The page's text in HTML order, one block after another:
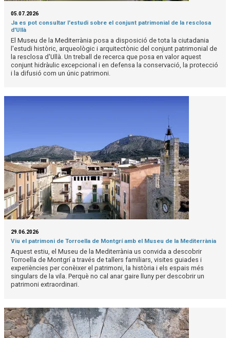
05.07.2026
Ja es pot consultar l'estudi sobre el conjunt patrimonial de la resclosa
d'Ullà
El Museu de la Mediterrània posa a disposició de tota la ciutadania
l'estudi històric, arqueològic i arquitectònic del conjunt patrimonial de
la resclosa d'Ullà. Un treball de recerca que posa en valor aquest
conjunt hidràulic excepcional i en defensa la conservació, la protecció
i la difusió com un únic patrimoni.
29.06.2026
Viu el patrimoni de Torroella de Montgrí amb el Museu de la Mediterrània
Aquest estiu, el Museu de la Mediterrània us convida a descobrir
Torroella de Montgrí a través de tallers familiars, visites guiades i
experiències per conèixer el patrimoni, la història i els espais més
singulars de la vila. Perquè no cal anar gaire lluny per descobrir un
patrimoni extraordinari.